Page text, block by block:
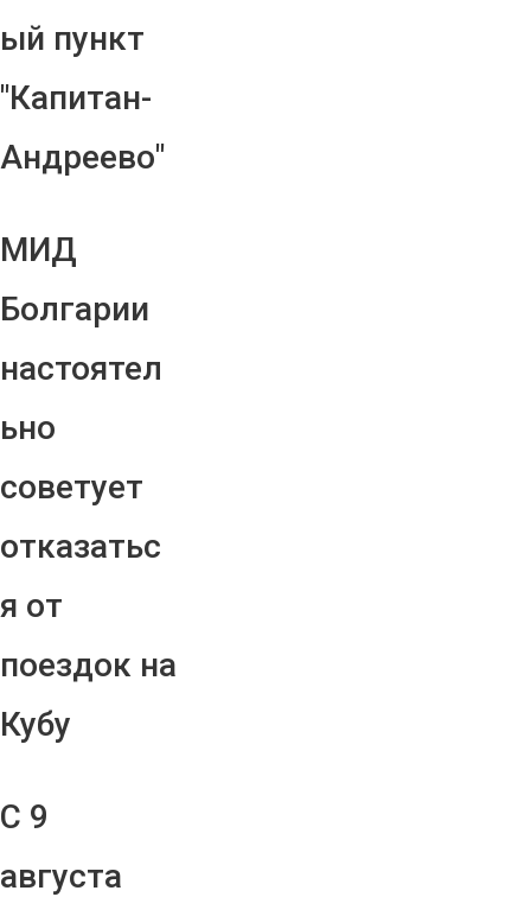
ый пункт
"Капитан-
Андреево"
МИД
Болгарии
настоятел
ьно
советует
отказатьс
я от
поездок на
Кубу
С 9
августа